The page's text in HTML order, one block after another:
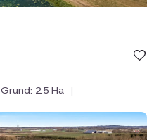
Bolig er
under
Grund: 2.5 Ha
|